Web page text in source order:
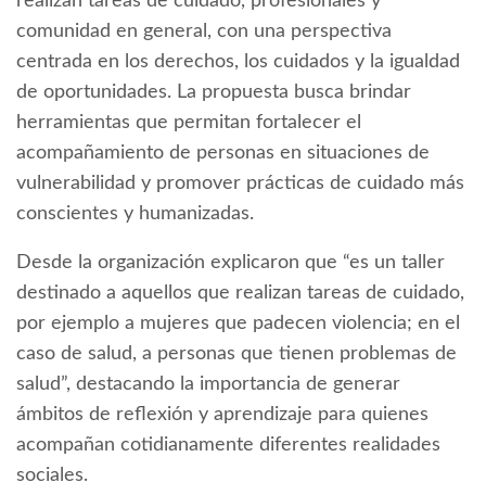
comunidad en general, con una perspectiva
centrada en los derechos, los cuidados y la igualdad
de oportunidades. La propuesta busca brindar
herramientas que permitan fortalecer el
acompañamiento de personas en situaciones de
vulnerabilidad y promover prácticas de cuidado más
conscientes y humanizadas.
Desde la organización explicaron que “es un taller
destinado a aquellos que realizan tareas de cuidado,
por ejemplo a mujeres que padecen violencia; en el
caso de salud, a personas que tienen problemas de
salud”, destacando la importancia de generar
ámbitos de reflexión y aprendizaje para quienes
acompañan cotidianamente diferentes realidades
sociales.